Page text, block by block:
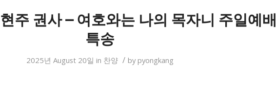
주 권사 – 여호와는 나의 목자니 주일예배
특송
2025년 August 20일 in 찬양 / bypyongkang